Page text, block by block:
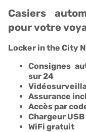
Casiers
pour votre
Locker in the City
Consignes
sur 24
Assurance
Accès par
Chargeur USB
WiFi gratuit